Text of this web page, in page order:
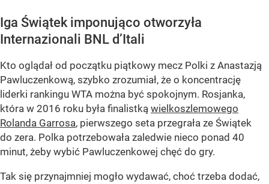
Iga Świątek imponująco otworzyła
Internazionali BNL d’Itali
Kto oglądał od początku piątkowy mecz Polki z Anastazją
Pawluczenkową, szybko zrozumiał, że o koncentrację
liderki rankingu WTA można być spokojnym. Rosjanka,
która w 2016 roku była finalistką wielkoszlemowego
Rolanda Garrosa, pierwszego seta przegrała ze Świątek
do zera. Polka potrzebowała zaledwie nieco ponad 40
minut, żeby wybić Pawluczenkowej chęć do gry.
Tak się przynajmniej mogło wydawać, choć trzeba dodać,